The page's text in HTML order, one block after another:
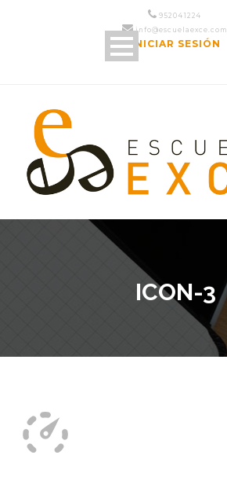
952 04 12 24
info@escuelaexce.com
INICIAR SESIÓN
ICON-3